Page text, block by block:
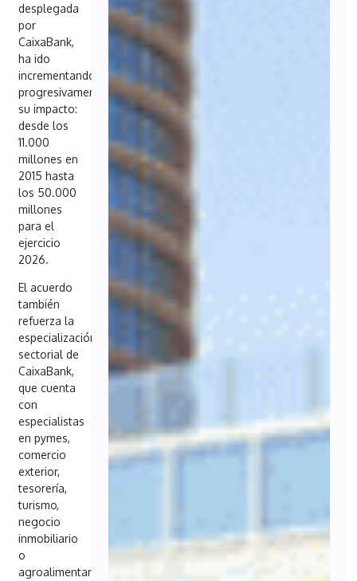
desplegada
por
CaixaBank,
ha ido
incrementando
progresivamente
su impacto:
desde los
11.000
millones en
2015 hasta
los 50.000
millones
para el
ejercicio
2026.
El acuerdo
también
refuerza la
especialización
sectorial de
CaixaBank,
que cuenta
con
especialistas
en pymes,
comercio
exterior,
tesorería,
turismo,
negocio
inmobiliario
o
agroalimentario,